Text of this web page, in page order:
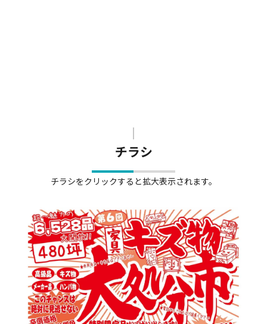
チラシ
チラシをクリックすると拡大表示されます。